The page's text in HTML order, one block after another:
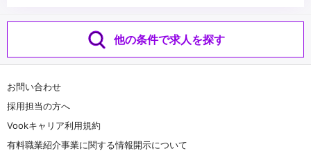
他の条件で求人を探す
お問い合わせ
採用担当の方へ
Vookキャリア利用規約
有料職業紹介事業に関する情報開示について